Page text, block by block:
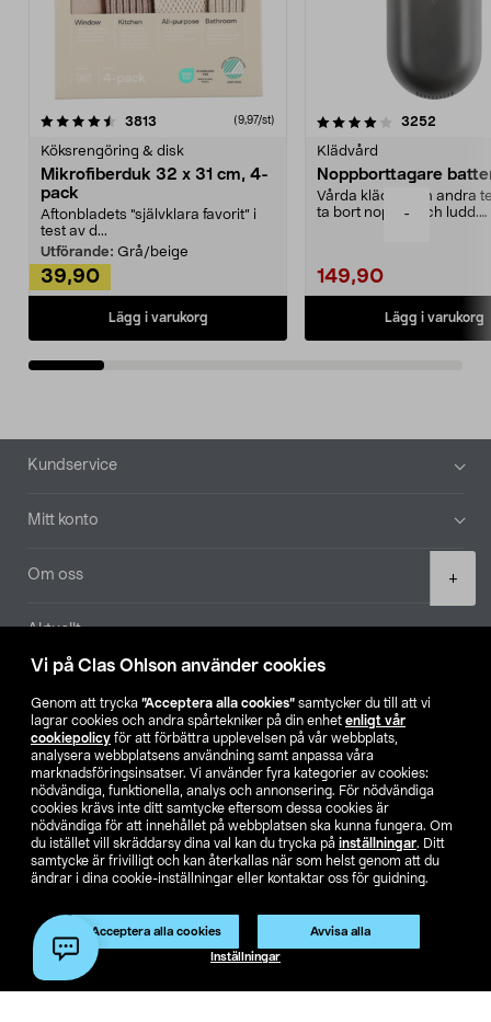
Vi på Clas Ohlson använder cookies
Genom att trycka ”Acceptera alla cookies” samtycker du till att vi
lagrar cookies och andra spårtekniker på din enhet enligt vår
cookiepolicy för att förbättra upplevelsen på vår webbplats,
analysera webbplatsens användning samt anpassa våra
marknadsföringsinsatser. Vi använder fyra kategorier av cookies:
nödvändiga, funktionella, analys och annonsering. För nödvändiga
cookies krävs inte ditt samtycke eftersom dessa cookies är
nödvändiga för att innehållet på webbplatsen ska kunna fungera. Om
du istället vill skräddarsy dina val kan du trycka på inställningar. Ditt
samtycke är frivilligt och kan återkallas när som helst genom att du
ändrar i dina cookie-inställningar eller kontaktar oss för guidning.
Acceptera alla cookies Avvisa alla
Inställningar
-
+
3813 (9,97/st)
Köksrengöring & disk
Mikrofiberduk 32 x 31 cm, 4-
pack
Aftonbladets "självklara favorit” i
test av d...
Utförande: Grå/beige
39,90
Lägg i varukorg
4.0av 5 stjärnor 3252
Klädvård
Noppborttagare
Vårda kläder och andra
ta bort noppor och ludd.
149,90
Lägg i varukorg
4.5av 5 stjärnor
Sidfot
Kundservice
Mitt konto
Om oss
Aktuellt
Hitta butik
SE NO FI
Köpvillkor Privacy statement Klubbvillkor
För företag
Ändra till priser exklusive moms